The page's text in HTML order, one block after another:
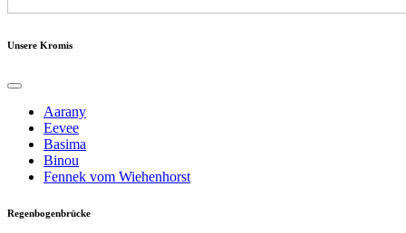
Unsere Kromis
Aarany
Eevee
Basima
Binou
Fennek vom Wiehenhorst
Regenbogenbrücke